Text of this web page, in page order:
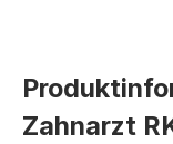
Zahnarzt